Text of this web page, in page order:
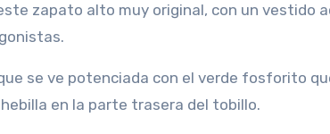
zapato alto muy original, con un vestido
se ve potenciada con el verde fosforito
en la parte trasera del tobillo.